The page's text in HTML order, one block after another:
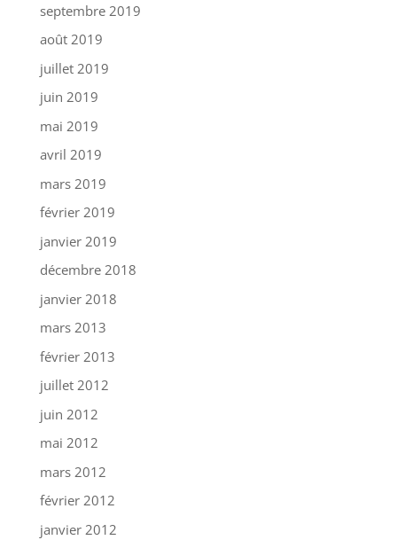
septembre 2019
août 2019
juillet 2019
juin 2019
mai 2019
avril 2019
mars 2019
février 2019
janvier 2019
décembre 2018
janvier 2018
mars 2013
février 2013
juillet 2012
juin 2012
mai 2012
mars 2012
février 2012
janvier 2012